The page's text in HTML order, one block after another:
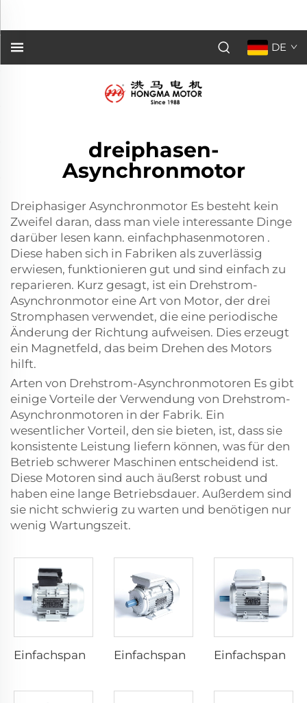
DE
dreiphasen-
Asynchronmotor
Dreiphasiger Asynchronmotor Es besteht kein
Zweifel daran, dass man viele interessante Dinge
darüber lesen kann. einfachphasenmotoren .
Diese haben sich in Fabriken als zuverlässig
erwiesen, funktionieren gut und sind einfach zu
reparieren. Kurz gesagt, ist ein Drehstrom-
Asynchronmotor eine Art von Motor, der drei
Stromphasen verwendet, die eine periodische
Änderung der Richtung aufweisen. Dies erzeugt
ein Magnetfeld, das beim Drehen des Motors
hilft.
Arten von Drehstrom-Asynchronmotoren Es gibt
einige Vorteile der Verwendung von Drehstrom-
Asynchronmotoren in der Fabrik. Ein
wesentlicher Vorteil, den sie bieten, ist, dass sie
konsistente Leistung liefern können, was für den
Betrieb schwerer Maschinen entscheidend ist.
Diese Motoren sind auch äußerst robust und
haben eine lange Betriebsdauer. Außerdem sind
sie nicht schwierig zu warten und benötigen nur
wenig Wartungszeit.